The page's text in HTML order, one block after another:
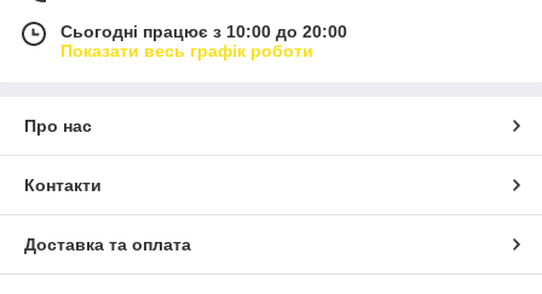
Сьогодні працює з 10:00 до 20:00
Показати весь графік роботи
Про нас
Контакти
Доставка та оплата